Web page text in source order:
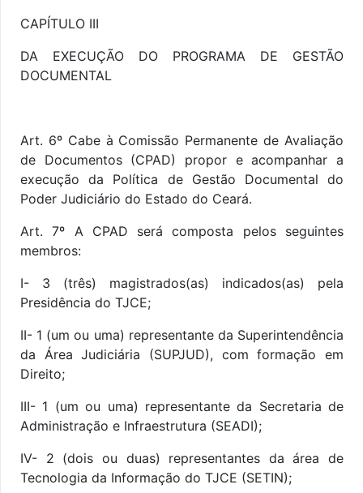
CAPÍTULO III
DA EXECUÇÃO DO PROGRAMA DE GESTÃO
DOCUMENTAL
Art. 6º Cabe à Comissão Permanente de Avaliação
de Documentos (CPAD) propor e acompanhar a
execução da Política de Gestão Documental do
Poder Judiciário do Estado do Ceará.
Art. 7º A CPAD será composta pelos seguintes
membros:
I- 3 (três) magistrados(as) indicados(as) pela
Presidência do TJCE;
II- 1 (um ou uma) representante da Superintendência
da Área Judiciária (SUPJUD), com formação em
Direito;
III- 1 (um ou uma) representante da Secretaria de
Administração e Infraestrutura (SEADI);
IV- 2 (dois ou duas) representantes da área de
Tecnologia da Informação do TJCE (SETIN);